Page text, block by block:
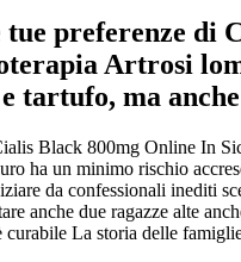
preferenze di
Artrosi
tartufo, ma
Black 800mg Online In
duro ha un minimo rischio
confessionali inediti
anche due ragazze alte
curabile La storia delle